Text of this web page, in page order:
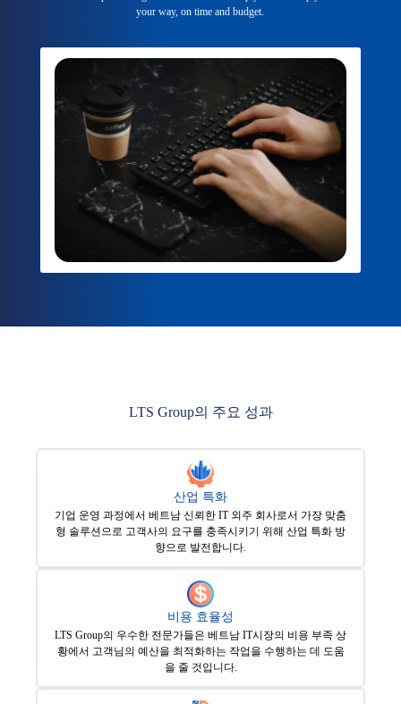
your way, on time and budget.
LTS Group의 주요 성과
산업 특화
기업 운영 과정에서 베트남 신뢰한 IT 외주 회사로서 가장 맞춤
형 솔루션으로 고객사의 요구를 충족시키기 위해 산업 특화 방
향으로 발전합니다.
비용 효율성
LTS Group의 우수한 전문가들은 베트남 IT시장의 비용 부족 상
황에서 고객님의 예산을 최적화하는 작업을 수행하는 데 도움
을 줄 것입니다.